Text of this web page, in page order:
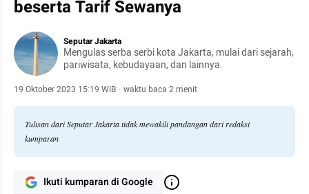
beserta Tarif Sewanya
Seputar Jakarta
Mengulas serba serbi kota Jakarta, mulai dari sejarah,
pariwisata, kebudayaan, dan lainnya.
19 Oktober 2023 15:19 WIB · waktu baca 2 menit
Tulisan dari Seputar Jakarta tidak mewakili pandangan dari redaksi
kumparan
Ikuti kumparan di Google